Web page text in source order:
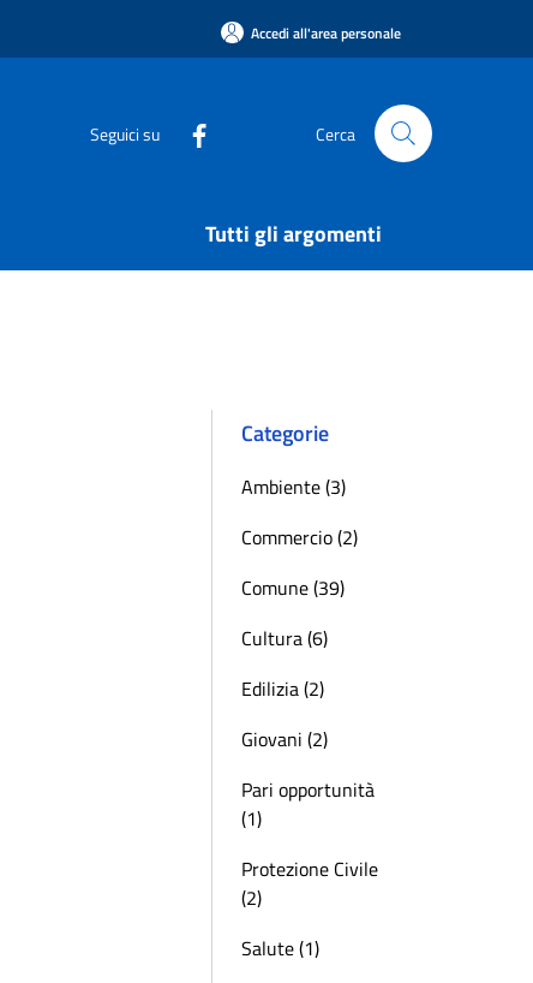
Accedi all'area personale
Seguici su Cerca
Tutti gli argomenti
Categorie
Ambiente (3)
Commercio (2)
Comune (39)
Cultura (6)
Edilizia (2)
Giovani (2)
Pari opportunità
(1)
Protezione Civile
(2)
Salute (1)